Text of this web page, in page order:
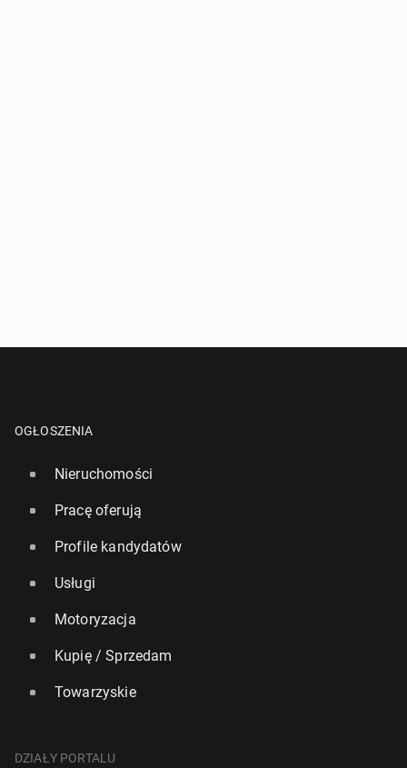
OGŁOSZENIA
Nieruchomości
Pracę oferują
Profile kandydatów
Usługi
Motoryzacja
Kupię / Sprzedam
Towarzyskie
DZIAŁY PORTALU